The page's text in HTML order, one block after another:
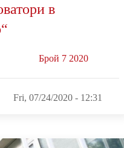
в
Брой 7 2020
Fri, 07/24/2020 - 12:31